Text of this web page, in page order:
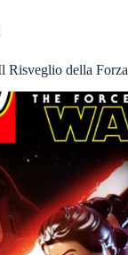
Risveglio della Forza